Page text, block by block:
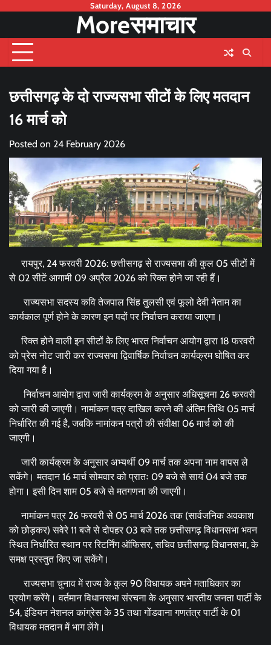
content
Saturday, August 8, 2026
Moreसमाचार
छत्तीसगढ़ के दो राज्यसभा सीटों के लिए मतदान
16 मार्च को
Posted on 24 February 2026
रायपुर, 24 फरवरी 2026: छत्तीसगढ़ से राज्यसभा की कुल 05 सीटों में
से 02 सीटें आगामी 09 अप्रैल 2026 को रिक्त होने जा रही हैं।
राज्यसभा सदस्य कवि तेजपाल सिंह तुलसी एवं फूलो देवी नेताम का
कार्यकाल पूर्ण होने के कारण इन पदों पर निर्वाचन कराया जाएगा।
रिक्त होने वाली इन सीटों के लिए भारत निर्वाचन आयोग द्वारा 18 फरवरी
को प्रेस नोट जारी कर राज्यसभा द्विवार्षिक निर्वाचन कार्यक्रम घोषित कर
दिया गया है।
निर्वाचन आयोग द्वारा जारी कार्यक्रम के अनुसार अधिसूचना 26 फरवरी
को जारी की जाएगी। नामांकन पत्र दाखिल करने की अंतिम तिथि 05 मार्च
निर्धारित की गई है, जबकि नामांकन पत्रों की संवीक्षा 06 मार्च को की
जाएगी।
जारी कार्यक्रम के अनुसार अभ्यर्थी 09 मार्च तक अपना नाम वापस ले
सकेंगे। मतदान 16 मार्च सोमवार को प्रातः 09 बजे से सायं 04 बजे तक
होगा। इसी दिन शाम 05 बजे से मतगणना की जाएगी।
नामांकन पत्र 26 फरवरी से 05 मार्च 2026 तक (सार्वजनिक अवकाश
को छोड़कर) सवेरे 11 बजे से दोपहर 03 बजे तक छत्तीसगढ़ विधानसभा भवन
स्थित निर्धारित स्थान पर रिटर्निंग ऑफिसर, सचिव छत्तीसगढ़ विधानसभा, के
समक्ष प्रस्तुत किए जा सकेंगे।
राज्यसभा चुनाव में राज्य के कुल 90 विधायक अपने मताधिकार का
प्रयोग करेंगे। वर्तमान विधानसभा संरचना के अनुसार भारतीय जनता पार्टी के
54, इंडियन नेशनल कांग्रेस के 35 तथा गोंडवाना गणतंत्र पार्टी के 01
विधायक मतदान में भाग लेंगे।